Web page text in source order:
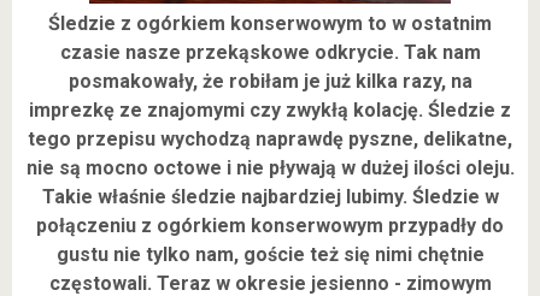
Śledzie z ogórkiem konserwowym to w ostatnim
czasie nasze przekąskowe odkrycie. Tak nam
posmakowały, że robiłam je już kilka razy, na
imprezkę ze znajomymi czy zwykłą kolację. Śledzie z
tego przepisu wychodzą naprawdę pyszne, delikatne,
nie są mocno octowe i nie pływają w dużej ilości oleju.
Takie właśnie śledzie najbardziej lubimy. Śledzie w
połączeniu z ogórkiem konserwowym przypadły do
gustu nie tylko nam, goście też się nimi chętnie
częstowali. Teraz w okresie jesienno - zimowym